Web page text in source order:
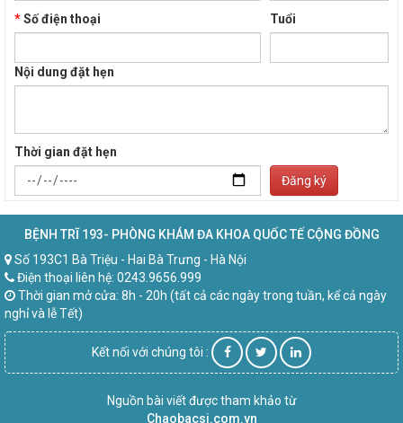
*Số điện thoại Tuổi
Nội dung đặt hẹn
Thời gian đặt hẹn
Đăng ký
BỆNH TRĨ 193- PHÒNG KHÁM ĐA KHOA QUỐC TẾ CỘNG ĐỒNG
Số 193C1 Bà Triệu - Hai Bà Trưng - Hà Nội
Điện thoại liên hệ: 0243.9656.999
Thời gian mở cửa: 8h - 20h (tất cả các ngày trong tuần, kể cả ngày
nghỉ và lễ Tết)
Kết nối với chúng tôi :
Nguồn bài viết được tham khảo từ
Chaobacsi.com.vn